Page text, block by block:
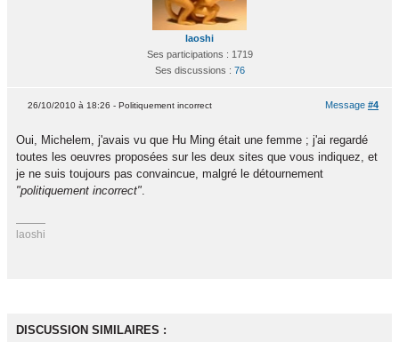
laoshi
Ses participations : 1719
Ses discussions : 76
Message #4
26/10/2010 à 18:26 - Politiquement incorrect
Oui, Michelem, j'avais vu que Hu Ming était une femme ; j'ai regardé
toutes les oeuvres proposées sur les deux sites que vous indiquez, et
je ne suis toujours pas convaincue, malgré le détournement
"politiquement incorrect".
laoshi
DISCUSSION SIMILAIRES :